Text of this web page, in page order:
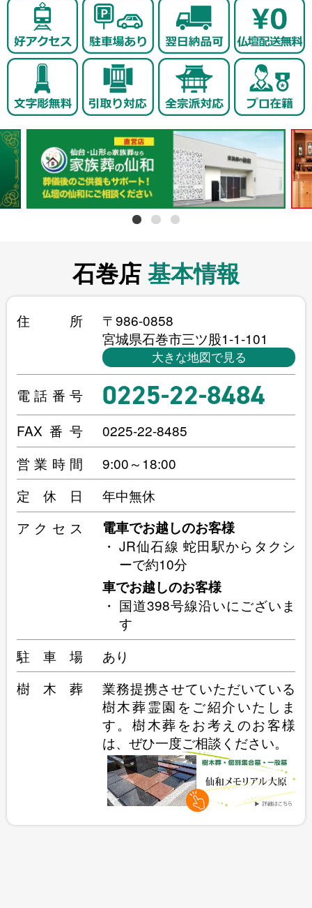
石巻店基本情報
住所
〒986-0858
宮城県石巻市三ツ股1-1-101
大きな地図で見る
電話番号 0225-22-8484
FAX番号
0225-22-8485
営業時間
9:00～18:00
定休日
年中無休
アクセス
電車でお越しのお客様
JR仙石線 蛇田駅からタクシ
ーで約10分
車でお越しのお客様
国道398号線沿いにございま
す
駐車場
あり
樹木葬
業務提携させていただいている
樹木葬霊園をご紹介いたしま
す。樹木葬をお考えのお客様
は、ぜひ一度ご相談ください。